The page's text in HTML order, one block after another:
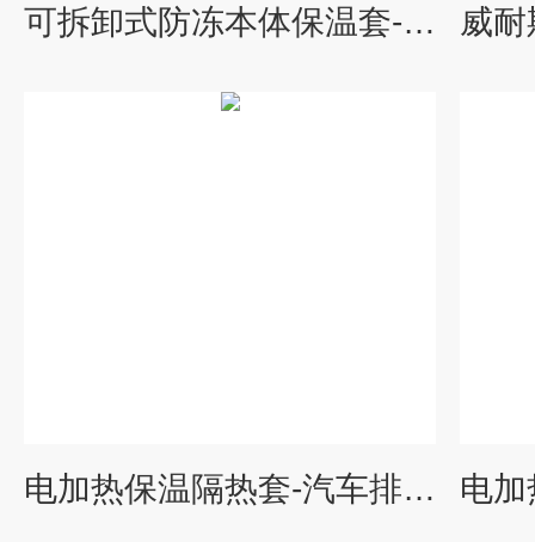
可拆卸式防冻本体保温套-离心泵保温衣-湖南威耐斯新材料
电加热保温隔热套-汽车排气管隔热罩-管道隔热材料 威耐斯科技